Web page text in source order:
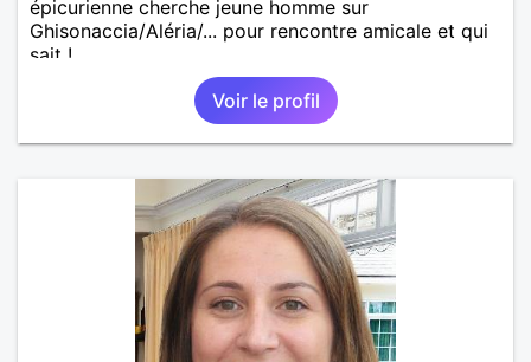
épicurienne cherche jeune homme sur
Ghisonaccia/Aléria/... pour rencontre amicale et qui
sait !
Voir le profil